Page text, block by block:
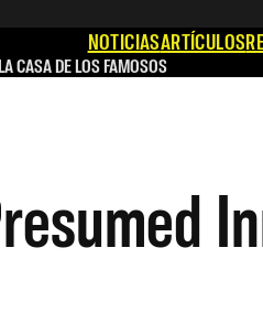
NOTICIASARTÍCULOS
CASA DE LOS FAMOSOS